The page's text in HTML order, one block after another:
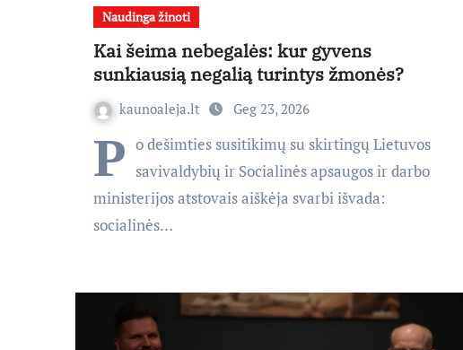
Naudinga žinoti
Kai šeima nebegalės: kur gyvens
sunkiausią negalią turintys žmonės?
kaunoaleja.lt Geg 23, 2026
P o dešimties susitikimų su skirtingų Lietuvos
savivaldybių ir Socialinės apsaugos ir darbo
ministerijos atstovais aiškėja svarbi išvada:
socialinės…